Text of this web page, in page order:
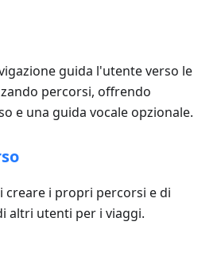
guida l'utente verso le
percorsi, offrendo
e una guida vocale opzionale.
creare i propri percorsi e di
altri utenti per i viaggi.